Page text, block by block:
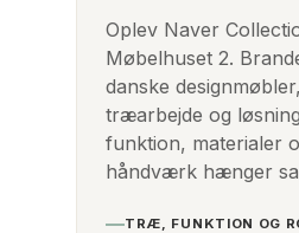
Oplev Naver
Møbelhuset 2.
danske
træarbejde og
funktion, materialer
håndværk hænger
TRÆ, FUNKTION OG